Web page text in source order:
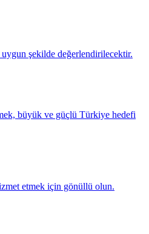
uygun şekilde değerlendirilecektir.
büyük ve güçlü Türkiye hedefi
etmek için gönüllü olun.